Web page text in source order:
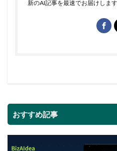
新のAI記事を最速でお届けします
おすすめ記事